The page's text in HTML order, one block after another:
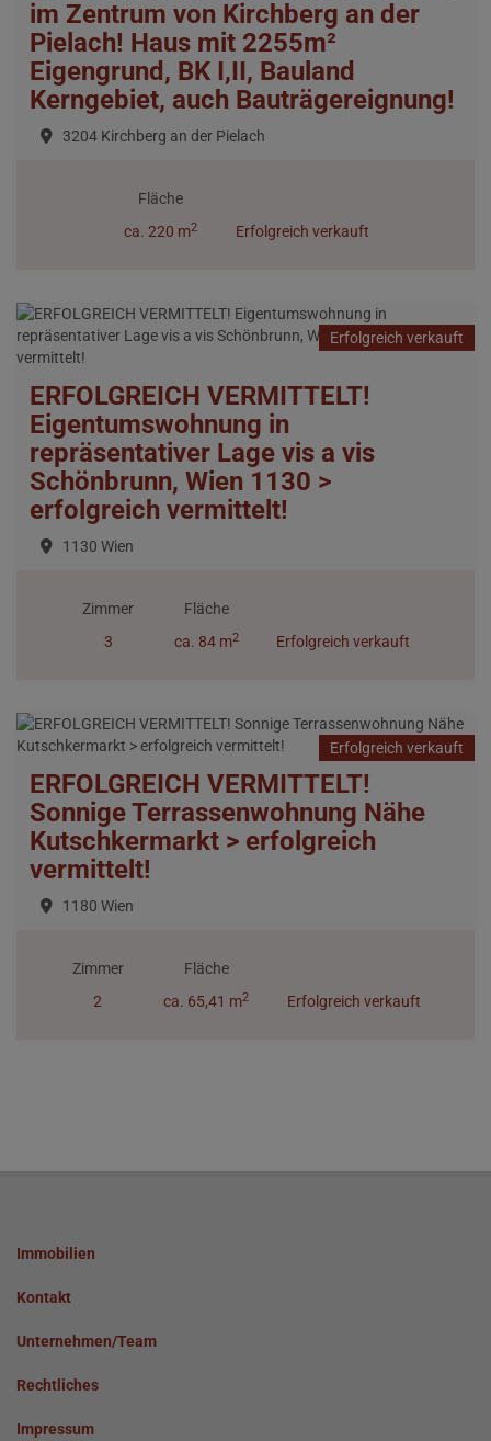
im Zentrum von Kirchberg an der
Pielach! Haus mit 2255m²
Eigengrund, BK I,II, Bauland
Kerngebiet, auch Bauträgereignung!
3204 Kirchberg an der Pielach
Fläche
ca. 220 m2 Erfolgreich verkauft
Erfolgreich verkauft
ERFOLGREICH VERMITTELT!
Eigentumswohnung in
repräsentativer Lage vis a vis
Schönbrunn, Wien 1130 >
erfolgreich vermittelt!
1130 Wien
Zimmer
3
Fläche
ca. 84 m2 Erfolgreich verkauft
Erfolgreich verkauft
ERFOLGREICH VERMITTELT!
Sonnige Terrassenwohnung Nähe
Kutschkermarkt > erfolgreich
vermittelt!
1180 Wien
Zimmer
2
Fläche
ca. 65,41 m2 Erfolgreich verkauft
Immobilien
Kontakt
Unternehmen/Team
Rechtliches
Impressum